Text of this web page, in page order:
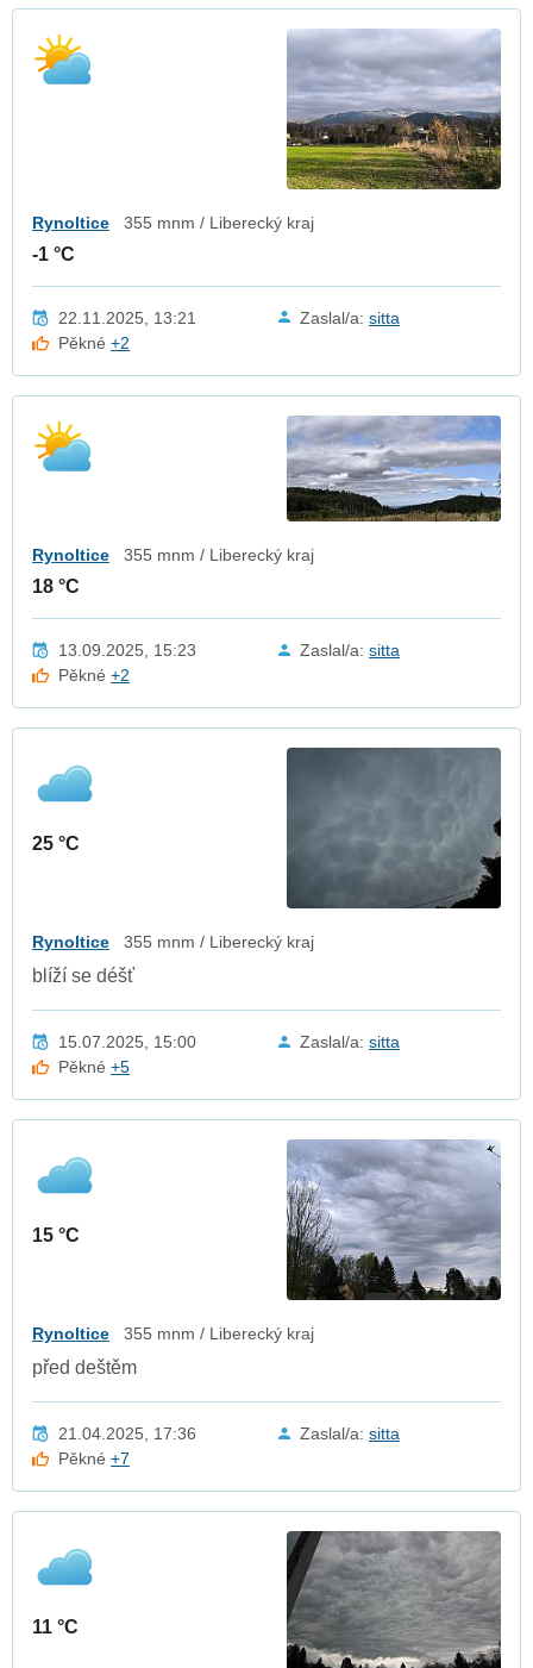
Rynoltice 355 mnm / Liberecký kraj
-1 °C
22.11.2025, 13:21 Zaslal/a: sitta
Pěkné+2
Rynoltice 355 mnm / Liberecký kraj
18 °C
13.09.2025, 15:23 Zaslal/a: sitta
Pěkné+2
25 °C
Rynoltice 355 mnm / Liberecký kraj
blíží se déšť
15.07.2025, 15:00 Zaslal/a: sitta
Pěkné+5
15 °C
Rynoltice 355 mnm / Liberecký kraj
před deštěm
21.04.2025, 17:36 Zaslal/a: sitta
Pěkné+7
11 °C